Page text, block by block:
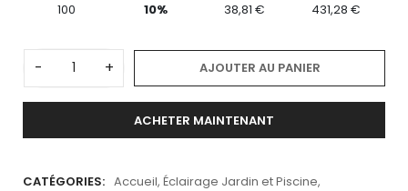
100 10% 38,81 € 431,28 €
- + AJOUTER AU PANIER
ACHETER MAINTENANT
CATÉGORIES: Accueil, Éclairage Jardin et Piscine,